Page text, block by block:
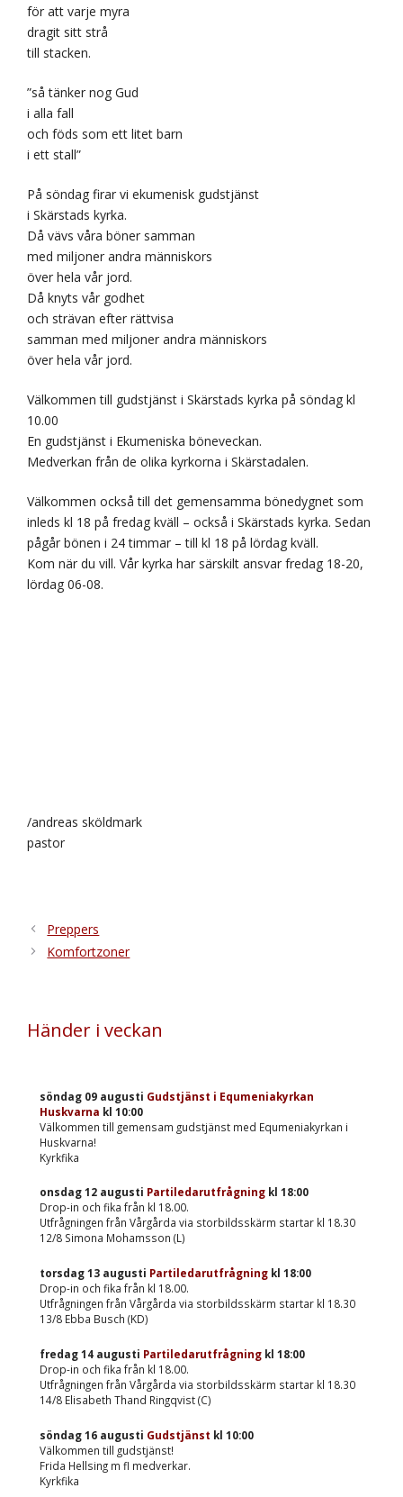
för att varje myra
dragit sitt strå
till stacken.
”så tänker nog Gud
i alla fall
och föds som ett litet barn
i ett stall”
På söndag firar vi ekumenisk gudstjänst
i Skärstads kyrka.
Då vävs våra böner samman
med miljoner andra människors
över hela vår jord.
Då knyts vår godhet
och strävan efter rättvisa
samman med miljoner andra människors
över hela vår jord.
Välkommen till gudstjänst i Skärstads kyrka på söndag kl
10.00
En gudstjänst i Ekumeniska böneveckan.
Medverkan från de olika kyrkorna i Skärstadalen.
Välkommen också till det gemensamma bönedygnet som
inleds kl 18 på fredag kväll – också i Skärstads kyrka. Sedan
pågår bönen i 24 timmar – till kl 18 på lördag kväll.
Kom när du vill. Vår kyrka har särskilt ansvar fredag 18-20,
lördag 06-08.
/andreas sköldmark
pastor
Preppers
Komfortzoner
Händer i veckan
söndag 09 augusti Gudstjänst i Equmeniakyrkan
Huskvarna kl 10:00
Välkommen till gemensam gudstjänst med Equmeniakyrkan i
Huskvarna!
Kyrkfika
onsdag 12 augusti Partiledarutfrågning kl 18:00
Drop-in och fika från kl 18.00.
Utfrågningen från Vårgårda via storbildsskärm startar kl 18.30
12/8 Simona Mohamsson (L)
torsdag 13 augusti Partiledarutfrågning kl 18:00
Drop-in och fika från kl 18.00.
Utfrågningen från Vårgårda via storbildsskärm startar kl 18.30
13/8 Ebba Busch (KD)
fredag 14 augusti Partiledarutfrågning kl 18:00
Drop-in och fika från kl 18.00.
Utfrågningen från Vårgårda via storbildsskärm startar kl 18.30
14/8 Elisabeth Thand Ringqvist (C)
söndag 16 augusti Gudstjänst kl 10:00
Välkommen till gudstjänst!
Frida Hellsing m fl medverkar.
Kyrkfika